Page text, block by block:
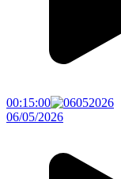
00:15:00
06/05/2026